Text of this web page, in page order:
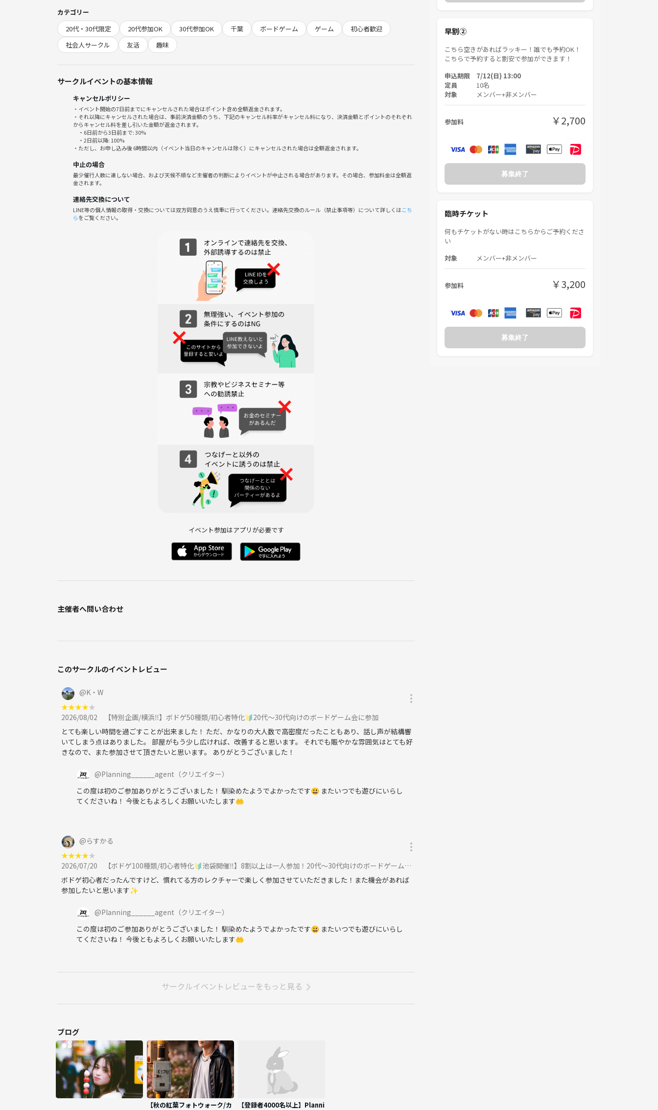
主に20代〜30代の方々を対象にイベント企画の運営をしております。
活動拠点は「東京」、「大阪」、「福岡」「神奈川」「愛知」「京都」「広島」となっており、今回は
千葉にオープンいたしました！！
東京でイベントを行った際に千葉にもサークルを作って欲しいというお声をいただいておりました！
実は2年半前に3回ほどやったこともあったのですが、なかなか
継続することが難しかったのですが、女性の主催者さんが誕生したことで千葉も月に1回程度
できるようになりました‼️
千葉でも社会人サークルという自分の居場所やコミュニティーを作ったり
趣味を楽しんだり、友達を作ったりイベントを通して人と繋がっていける場所を千葉にも作る‼️
そんな思いで今回も千葉の友活を盛り上げていこうと思います！
イベントを通して皆さんの「居場所」を作ることが私たちが作りたいことです。
社会人になるとさまざまな理由で一緒に遊んだりお出かけしたりするお友達が
減ってしまうことが多く職場の人と関わることが多くなってくるかと思います。
代表も会社とお家の往復で趣味もなかったので土日はネトフリをみたり
ひたすら睡眠を摂ったりしており気付けば人と関わる機会が職場だけになっており
プライベートが充実しているという実感は薄い日常でした。
そんな日常を待っていても変わらないと思い、自分でサークルを立ち上げ
気づけばよく来てくれる参加者の皆さんとお友達になって休みの日は遊びに行くことも
増えて色んな趣味を共有してもらったりプライベートがとっても充実していきました！
仕事も年も関係ない！気軽に一緒に遊んだり出かけたりする友達をイベントを通して
作って自分の居場所を参加者の皆さんと作る！
みんながイキイキとできる自分の居場所をここでも作って行けたら本当に嬉しいです！
ボードゲームを千葉のレンタルスペースを貸し切って行います。
4人〜6人卓を複数作って途中席替えをしながらゲームを卓ごとに回していきます✨
ボドゲがわからない時は説明をしに行きます！
たまにわからない時が出てきた時は説明書を見ながら行います♪
たら直ぐに呼んでください！
初心者に特化しているサークルのためすべてのゲームは誰でも簡単にできる初心者向けの簡単なものを用意してお
これから始める方や興味や趣味程度でやるものの、そこまでうまくはないという方にはピッタリなサークルです。
■持ち物
・参加費 必須
・カードゲーム・ボードゲーム（任意）
・飲み物（持ち込みＯＫ）
※自作のカード・ボドゲはご遠慮ください。
※やりたいゲームの譲り合いができない方も参加をご遠慮いただいております。
■ボドゲの数
簡単なボドゲをメインに約50種類のボードゲームを用意して持っていきます‼️
■参加禁止事項（健全なサークルを作るためにここはとても厳しく取り締まるルールです！）
・アムウェイ・マルチ商法・勧誘・営業・告知・引き抜き・しつこいナンパ・暴言など一切厳禁です！
（一度お会いしませんか？を挟んで上記行為をするのもNGです）
わしくないと判断した方は最悪の場合は出禁にいたします。
・サークル代表者・主催者・運営関係者は参加厳禁です！
■参加方法
つなげーとよりご予約ください
カテゴリー
20代・30代限定
20代参加OK 30代参加OK 千葉 ボードゲーム ゲーム
初心者歓迎
社会人サークル
友活 趣味
サークルイベントの基本情報
キャンセルポリシー
・イベント開始の7日前までにキャンセルされた場合はポイント含め全額返金されます。
・それ以降にキャンセルされた場合は、事前決済金額のうち、下記のキャンセル料率がキャンセル料になり、決済金額とポイントのそれぞれ
からキャンセル料を差し引いた金額が返金されます。
・6日前から3日前まで: 30%
・2日前以降: 100%
・ただし、お申し込み後 6時間以内（イベント当日のキャンセルは除く）にキャンセルされた場合は全額返金されます。
中止の場合
最少催行人数に達しない場合、および天候不順など主催者の判断によりイベントが中止される場合があります。その場合、参加料金は全額返
金されます。
連絡先交換について
LINE等の個人情報の取得・交換については双方同意のうえ慎重に行ってください。連絡先交換のルール（禁止事項等）について詳しくはこち
らをご覧ください。
イベント参加はアプリが必要です
主催者へ問い合わせ
このサークルのイベントレビュー
@K・W
★★★★★
2026/08/02
【特別企画/横浜‼️】ボドゲ50種類/初心者特化🔰20代〜30代向けのボードゲーム会に参加
とても楽しい時間を過ごすことが出来ました！ ただ、かなりの大人数で高密度だったこともあり、話し声が結構響
いてしまう点はありました。 部屋がもう少し広ければ、改善すると思います。 それでも賑やかな雰囲気はとても好
きなので、また参加させて頂きたいと思います。 ありがとうございました！
@Planning______agent （クリエイター）
この度は初のご参加ありがとうございました！ 馴染めたようでよかったです😃 またいつでも遊びにいらし
てくださいね！ 今後ともよろしくお願いいたします🤲
@らすかる
★★★★★
2026/07/20
【ボドゲ100種類/初心者特化🔰池袋開催‼️】8割以上は一人参加！20代〜30代向けのボードゲーム会に参加
ボドゲ初心者だったんですけど、慣れてる方のレクチャーで楽しく参加させていただきました！また機会があれば
参加したいと思います✨
@Planning______agent （クリエイター）
この度は初のご参加ありがとうございました！ 馴染めたようでよかったです😃 またいつでも遊びにいらし
てくださいね！ 今後ともよろしくお願いいたします🤲
サークルイベントレビューをもっと見る
ブログ
【秋の紅葉フォトウォーク/カ 【登録者4000名以上】Planni
早割②
こちら空きがあればラッキー！誰でも予約OK！
こちらで予約すると割安で参加ができます！
申込期限 7/12(日) 13:00
定員 10名
対象 メンバー+非メンバー
参加料 ￥2,700
募集終了
臨時チケット
何もチケットがない時はこちらからご予約くださ
い
対象 メンバー+非メンバー
参加料 ￥3,200
募集終了